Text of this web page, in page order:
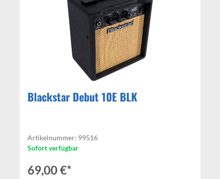
Blackstar Debut 10E BLK
Artikelnummer: 99516
Sofort verfügbar
69,00 €*